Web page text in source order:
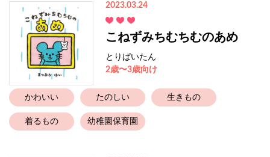
2023.03.24
こねずみちむちむのあめ
とりぱいたん
2歳〜3歳向け
かわいい たのしい 生きもの
着るもの 幼稚園保育園